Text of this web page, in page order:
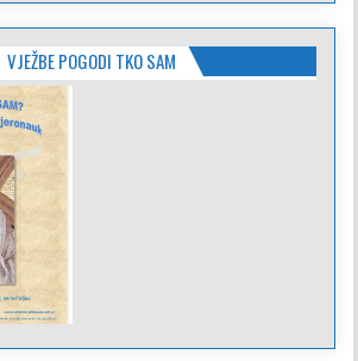
VJEŽBE POGODI TKO SAM